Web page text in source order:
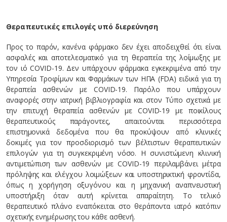
Θεραπευτικές επιλογές υπό διερεύνηση
Προς το παρόν, κανένα φάρμακο δεν έχει αποδειχθεί ότι είναι
ασφαλές και αποτελεσματικό για τη θεραπεία της λοίμωξης με
τον ιό COVID-19. Δεν υπάρχουν φάρμακα εγκεκριμένα από την
Υπηρεσία Τροφίμων και Φαρμάκων των ΗΠΑ (FDA) ειδικά για τη
θεραπεία ασθενών με COVID-19. Παρόλο που υπάρχουν
αναφορές στην ιατρική βιβλιογραφία και στον Τύπο σχετικά με
την επιτυχή θεραπεία ασθενών με COVID-19 με ποικίλους
θεραπευτικούς παράγοντες, απαιτούνται περισσότερα
επιστημονικά δεδομένα που θα προκύψουν από κλινικές
δοκιμές για τον προσδιορισμό των βέλτιστων θεραπευτικών
επιλογών για τη συγκεκριμένη νόσο. Η συνιστώμενη κλινική
αντιμετώπιση των ασθενών με COVID-19 περιλαμβάνει μέτρα
πρόληψης και ελέγχου λοιμώξεων και υποστηρικτική φροντίδα,
όπως η χορήγηση οξυγόνου και η μηχανική αναπνευστική
υποστήριξη όταν αυτή κρίνεται απαραίτητη. Το τελικό
θεραπευτικό πλάνο εναπόκειται στο θεράποντα ιατρό κατόπιν
σχετικής ενημέρωσης του κάθε ασθενή.